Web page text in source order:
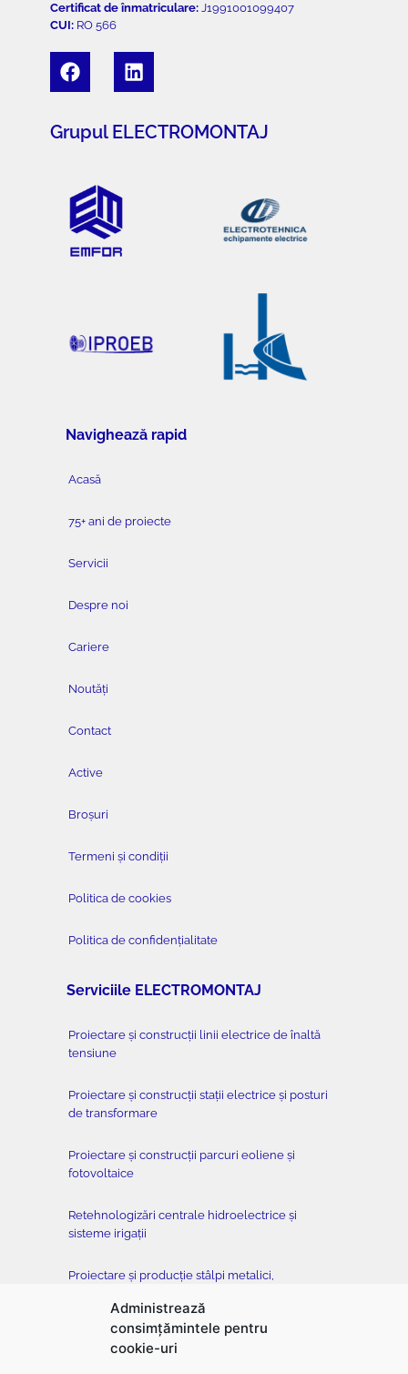
Administrează
consimțămintele pentru
cookie-uri
Certificat de înmatriculare:J1991001099407
CUI: RO 566
Grupul ELECTROMONTAJ
Navighează rapid
Acasă
75+ ani de proiecte
Servicii
Despre noi
Cariere
Noutăți
Contact
Active
Broșuri
Termeni și condiții
Politica de cookies
Politica de confidențialitate
Serviciile ELECTROMONTAJ
Proiectare și construcții linii electrice de înaltă
tensiune
Proiectare și construcții stații electrice și posturi
de transformare
Proiectare și construcții parcuri eoliene și
fotovoltaice
Retehnologizări centrale hidroelectrice și
sisteme irigații
Proiectare și producție stâlpi metalici,
Testare stâlpi metalici cu înălțimi de până la 90